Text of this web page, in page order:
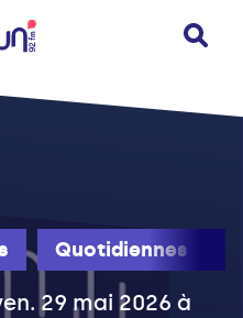
Quotidiennes
29 mai 2026 à